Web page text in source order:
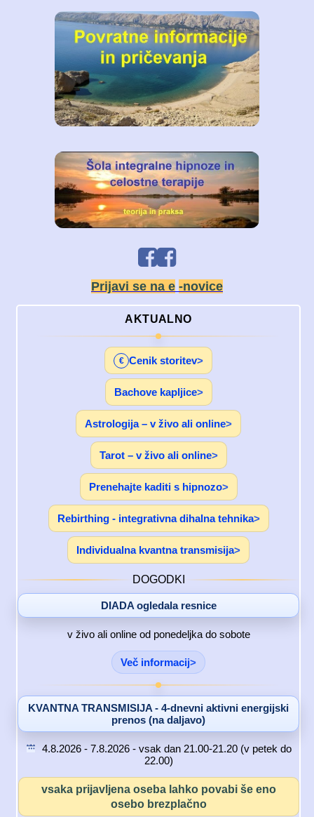
Prijavi se na e -novice
AKTUALNO
€ Cenik storitev
Bachove kapljice
Astrologija – v živo ali online
Tarot – v živo ali online
Prenehajte kaditi s hipnozo
Rebirthing - integrativna dihalna tehnika
Individualna kvantna transmisija
DOGODKI
DIADA ogledala resnice
v živo ali online od ponedeljka do sobote
Več informacij
KVANTNA TRANSMISIJA - 4-dnevni aktivni energijski
prenos (na daljavo)
4.8.2026 - 7.8.2026 - vsak dan 21.00-21.20 (v petek do
22.00)
vsaka prijavljena oseba lahko povabi še eno
osebo brezplačno